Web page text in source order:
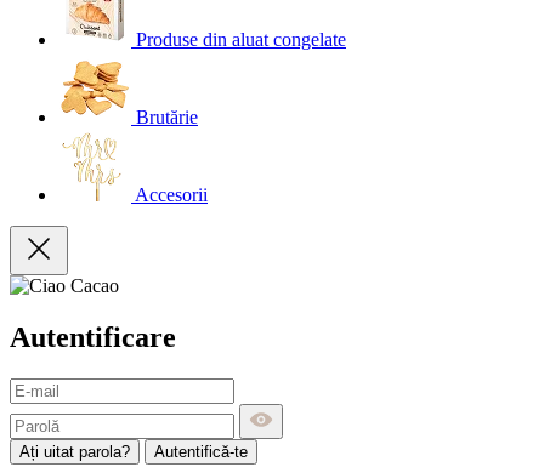
Produse din aluat congelate
Brutărie
Accesorii
Autentificare
Ați uitat parola? Autentifică-te